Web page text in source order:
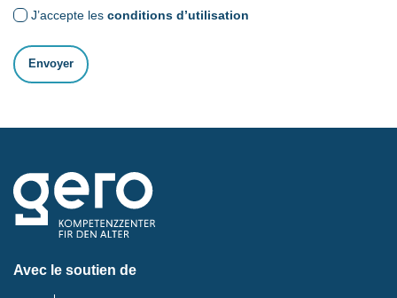
J’accepte les conditions d’utilisation
Avec le soutien de